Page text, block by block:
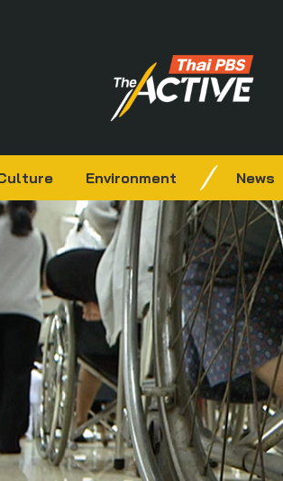
Environment News